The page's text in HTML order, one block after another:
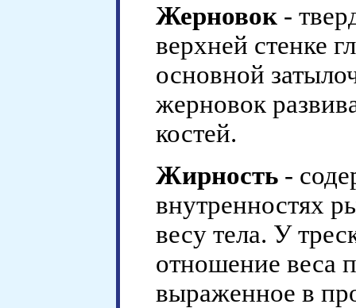
Жерновок -
верхней стенке
основной
жерновок
костей.
Жирность -
внутренностях
весу тела. У
отношение веса
выраженное в